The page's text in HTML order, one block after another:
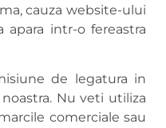
cauza website-ului
intr-o fereastra
de legatura in
Nu veti utiliza
comerciale sau